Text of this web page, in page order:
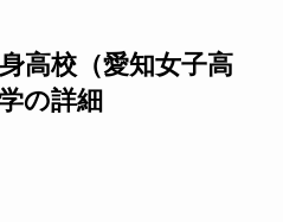
高校（愛知女子高
の詳細